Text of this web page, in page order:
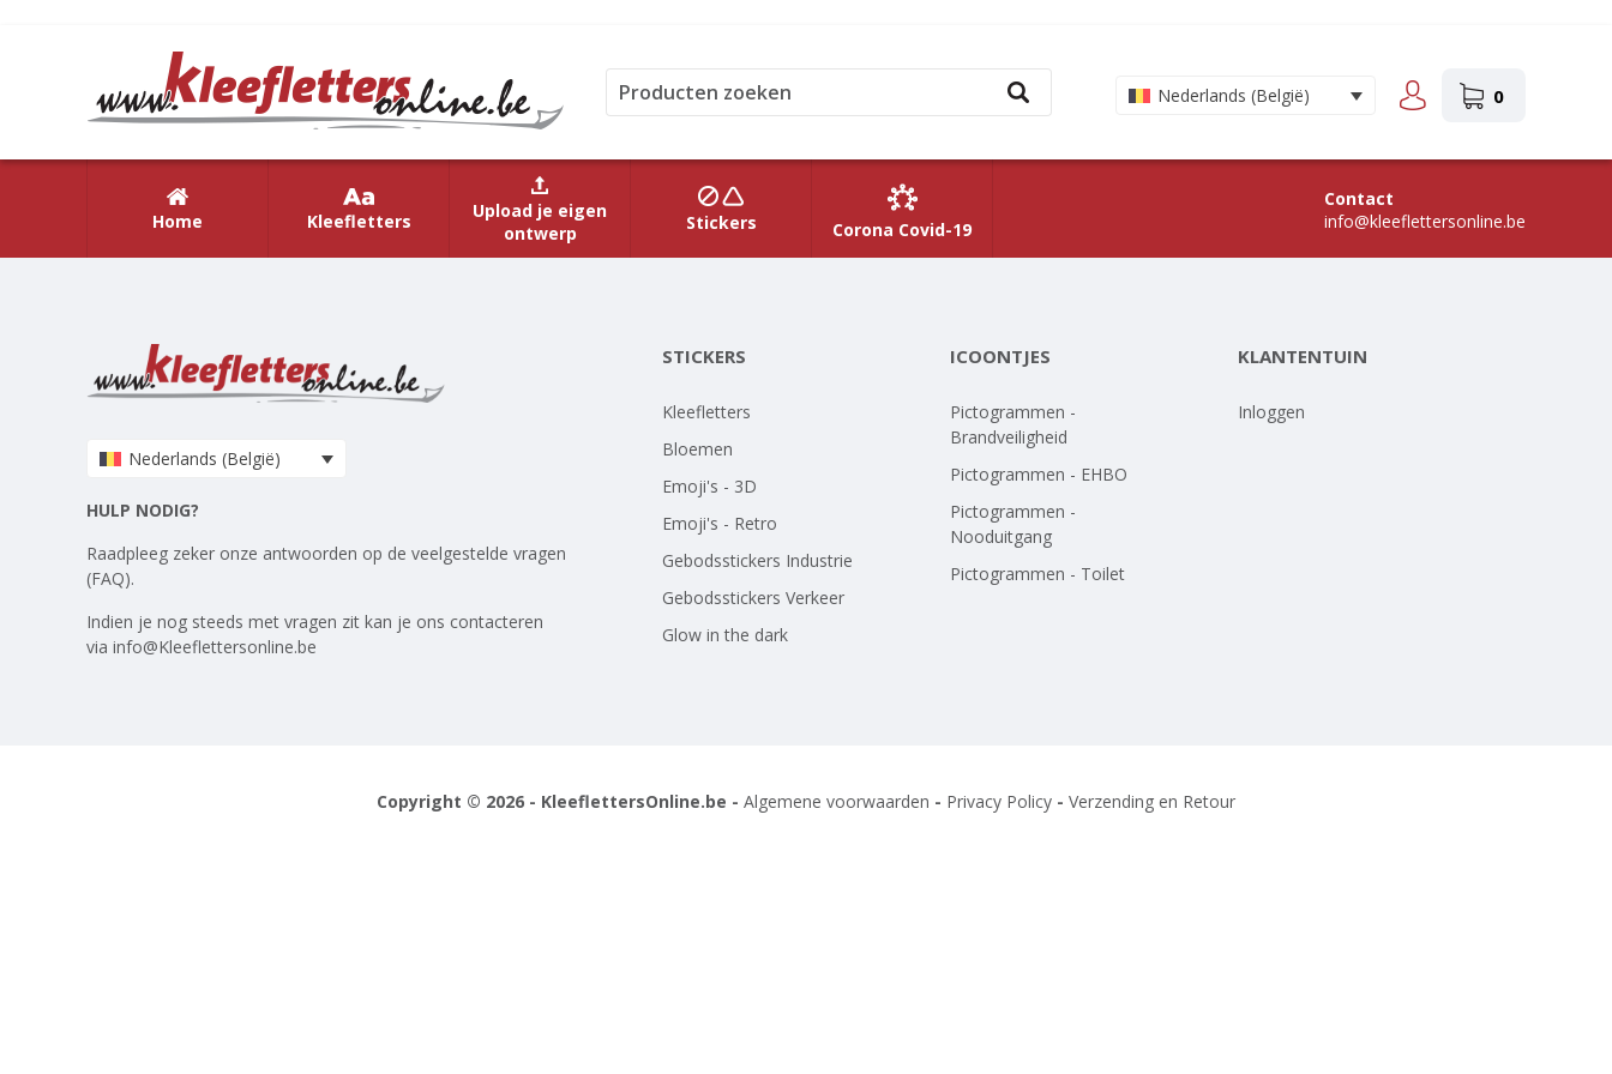
Nederlands (België) 0
Home Kleefletters
Upload je eigen
ontwerp
Stickers Corona Covid-19
Contact
info@kleeflettersonline.be
Nederlands (België)
HULP NODIG?
Raadpleeg zeker onze antwoorden op de veelgestelde vragen
(FAQ).
Indien je nog steeds met vragen zit kan je ons contacteren
via info@Kleeflettersonline.be
STICKERS
Kleefletters
Bloemen
Emoji's - 3D
Emoji's - Retro
Gebodsstickers Industrie
Gebodsstickers Verkeer
Glow in the dark
ICOONTJES
Pictogrammen -
Brandveiligheid
Pictogrammen - EHBO
Pictogrammen -
Nooduitgang
Pictogrammen - Toilet
KLANTENTUIN
Inloggen
Copyright © 2026 - KleeflettersOnline.be - Algemene voorwaarden - Privacy Policy - Verzending en Retour